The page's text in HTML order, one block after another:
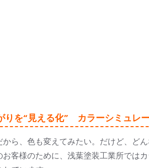
りを“見える化” カラーシミュレ
から、色も変えてみたい。だけど、ど
客様のために、浅葉塗装工業所では